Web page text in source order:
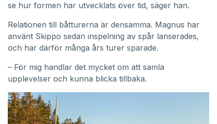
se hur formen har utvecklats över tid, säger han.
Relationen till båtturerna är densamma. Magnus har
använt Skippo sedan inspelning av spår lanserades,
och har därför många års turer sparade.
– För mig handlar det mycket om att samla
upplevelser och kunna blicka tillbaka.